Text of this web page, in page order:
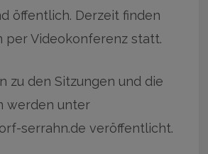
öffentlich. Derzeit finden
per Videokonferenz statt.
zu den Sitzungen und die
werden unter
serrahn.de veröffentlicht.